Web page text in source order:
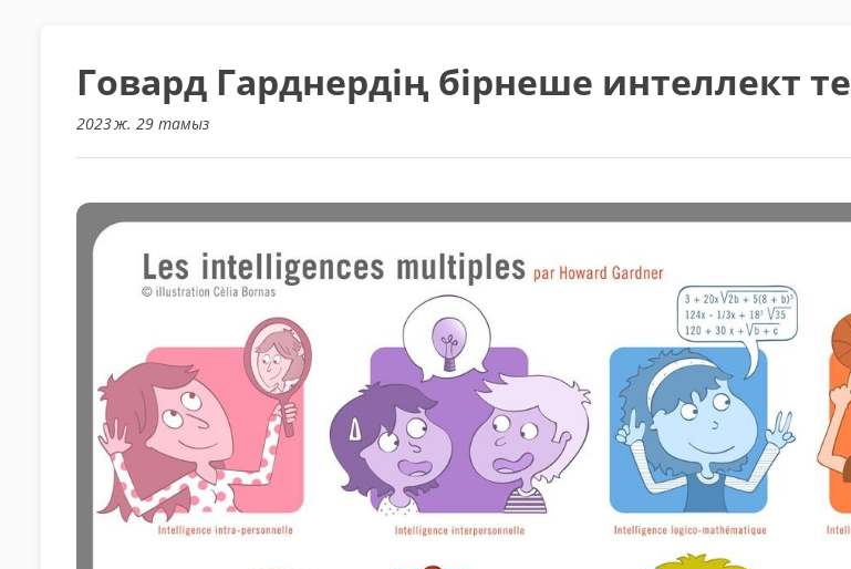
Говард Гарднердің бірнеше интеллект
2023 ж. 29 тамыз